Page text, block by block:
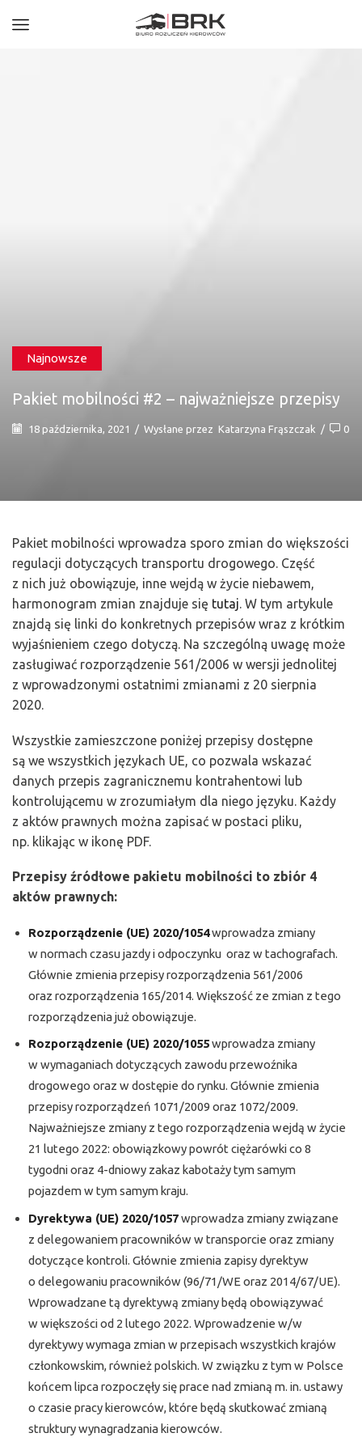
Najnowsze
Pakiet mobilności #2 – najważniejsze przepisy
18 października, 2021 / Wysłane przez Katarzyna Frąszczak / 0
Pakiet mobilności wprowadza sporo zmian do większości
regulacji dotyczących transportu drogowego. Część
z nich już obowiązuje, inne wejdą w życie niebawem,
harmonogram zmian znajduje się tutaj. W tym artykule
znajdą się linki do konkretnych przepisów wraz z krótkim
wyjaśnieniem czego dotyczą. Na szczególną uwagę może
zasługiwać rozporządzenie 561/2006 w wersji jednolitej
z wprowadzonymi ostatnimi zmianami z 20 sierpnia
2020.
Wszystkie zamieszczone poniżej przepisy dostępne
są we wszystkich językach UE, co pozwala wskazać
danych przepis zagranicznemu kontrahentowi lub
kontrolującemu w zrozumiałym dla niego języku. Każdy
z aktów prawnych można zapisać w postaci pliku,
np. klikając w ikonę PDF.
Przepisy źródłowe pakietu mobilności to zbiór 4
aktów prawnych:
Rozporządzenie (UE) 2020/1054wprowadza zmiany
w normach czasu jazdy i odpoczynku oraz w tachografach.
Głównie zmienia przepisy rozporządzenia 561/2006
oraz rozporządzenia 165/2014. Większość ze zmian z tego
rozporządzenia już obowiązuje.
Rozporządzenie (UE) 2020/1055wprowadza zmiany
w wymaganiach dotyczących zawodu przewoźnika
drogowego oraz w dostępie do rynku. Głównie zmienia
przepisy rozporządzeń 1071/2009 oraz 1072/2009.
Najważniejsze zmiany z tego rozporządzenia wejdą w życie
21 lutego 2022: obowiązkowy powrót ciężarówki co 8
tygodni oraz 4-dniowy zakaz kabotaży tym samym
pojazdem w tym samym kraju.
Dyrektywa (UE) 2020/1057wprowadza zmiany związane
z delegowaniem pracowników w transporcie oraz zmiany
dotyczące kontroli. Głównie zmienia zapisy dyrektyw
o delegowaniu pracowników (96/71/WE oraz 2014/67/UE).
Wprowadzane tą dyrektywą zmiany będą obowiązywać
w większości od 2 lutego 2022. Wprowadzenie w/w
dyrektywy wymaga zmian w przepisach wszystkich krajów
członkowskim, również polskich. W związku z tym w Polsce
końcem lipca rozpoczęły się prace nad zmianą m. in. ustawy
o czasie pracy kierowców, które będą skutkować zmianą
struktury wynagradzania kierowców.